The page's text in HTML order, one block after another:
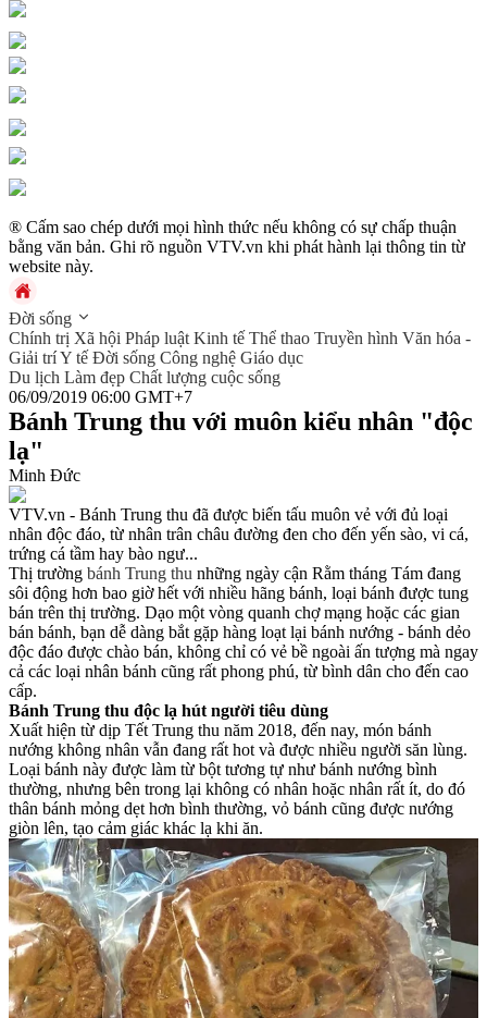
® Cấm sao chép dưới mọi hình thức nếu không có sự chấp thuận
bằng văn bản. Ghi rõ nguồn VTV.vn khi phát hành lại thông tin từ
website này.
Đời sống
Chính trị Xã hội Pháp luật Kinh tế Thể thao Truyền hình Văn hóa -
Giải tríY tế Đời sống Công nghệ Giáo dục
Du lịch Làm đẹp Chất lượng cuộc sống
06/09/2019 06:00 GMT+7
Bánh Trung thu với muôn kiểu nhân "độc
lạ"
Minh Đức
VTV.vn - Bánh Trung thu đã được biến tấu muôn vẻ với đủ loại
nhân độc đáo, từ nhân trân châu đường đen cho đến yến sào, vi cá,
trứng cá tầm hay bào ngư...
Thị trường bánh Trung thu những ngày cận Rằm tháng Tám đang
sôi động hơn bao giờ hết với nhiều hãng bánh, loại bánh được tung
bán trên thị trường. Dạo một vòng quanh chợ mạng hoặc các gian
bán bánh, bạn dễ dàng bắt gặp hàng loạt lại bánh nướng - bánh dẻo
độc đáo được chào bán, không chỉ có vẻ bề ngoài ấn tượng mà ngay
cả các loại nhân bánh cũng rất phong phú, từ bình dân cho đến cao
cấp.
Bánh Trung thu độc lạ hút người tiêu dùng
Xuất hiện từ dịp Tết Trung thu năm 2018, đến nay, món bánh
nướng không nhân vẫn đang rất hot và được nhiều người săn lùng.
Loại bánh này được làm từ bột tương tự như bánh nướng bình
thường, nhưng bên trong lại không có nhân hoặc nhân rất ít, do đó
thân bánh mỏng dẹt hơn bình thường, vỏ bánh cũng được nướng
giòn lên, tạo cảm giác khác lạ khi ăn.